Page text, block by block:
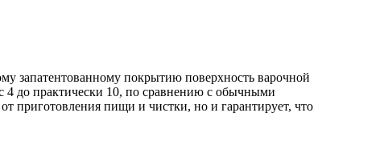
запатентованному покрытию поверхность варочной
4 до практически 10, по сравнению с обычными
приготовления пищи и чистки, но и гарантирует, что